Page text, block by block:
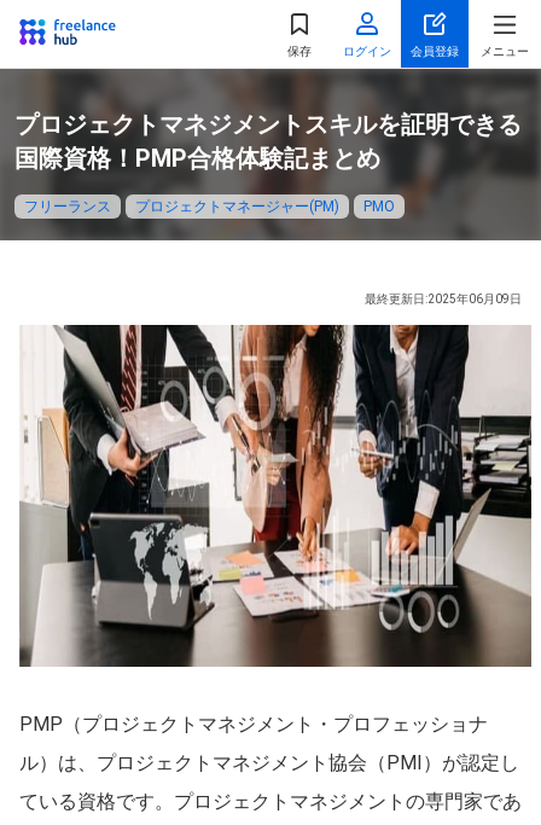
保存 ログイン 会員登録 メニュー
プロジェクトマネジメントスキルを証明できる
国際資格！PMP合格体験記まとめ
フリーランス プロジェクトマネージャー(PM) PMO
最終更新日:2025年06月09日
PMP（プロジェクトマネジメント・プロフェッショナ
ル）は、プロジェクトマネジメント協会（PMI）が認定し
ている資格です。プロジェクトマネジメントの専門家であ
都道府県
東京都 神奈川県
茨城県 栃木県
北海道・東北
北海道 宮城県
福島県 山形県
秋田県 青森県
岩手県
甲信越・北陸
石川県 長野県
富山県 山梨県
新潟県 福井県
東海
愛知県 静岡県